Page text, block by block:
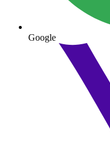
Google